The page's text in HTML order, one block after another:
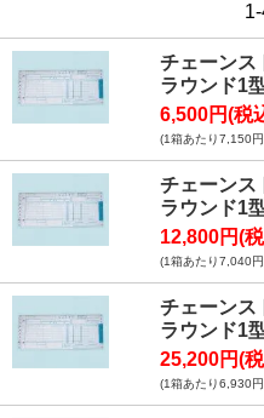
チェーン
ラウンド1
6,500円(税
(1箱あたり7,150
チェーン
ラウンド1
12,800円(
(1箱あたり7,040
チェーン
ラウンド1
25,200円(
(1箱あたり6,930